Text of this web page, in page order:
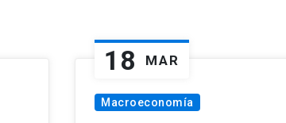
18 MAR
Macroeconomía